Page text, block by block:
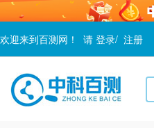
欢迎来到百测网！ 请 登录/ 注册